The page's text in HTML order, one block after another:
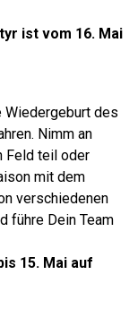
ist vom 16. Mai
Wiedergeburt des
Nimm an
Feld teil oder
mit dem
verschiedenen
führe Dein Team
15. Mai auf